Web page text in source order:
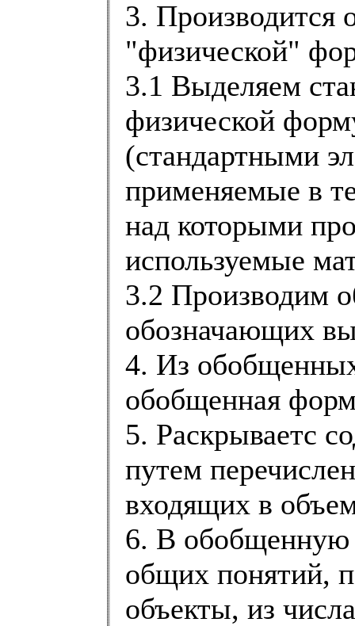
3. Производится
"физической"
3.1 Выделяем
физической
(стандартными
применяемые в
над которыми
используемые
3.2 Производим
обозначающих
4. Из
обобщенная
5. Раскрываетс
путем
входящих в
6. В обобщенную
общих понятий,
объекты, из